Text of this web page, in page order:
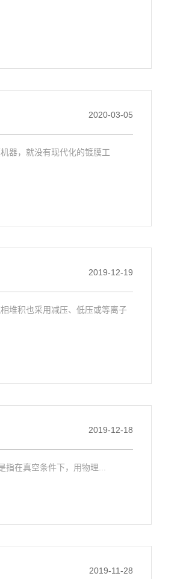
2020-03-05
器，就没有现代化的镀膜工
2019-12-19
堆积也采用减压、低压或等离子
2019-12-18
在真空条件下，用物理...
2019-11-28